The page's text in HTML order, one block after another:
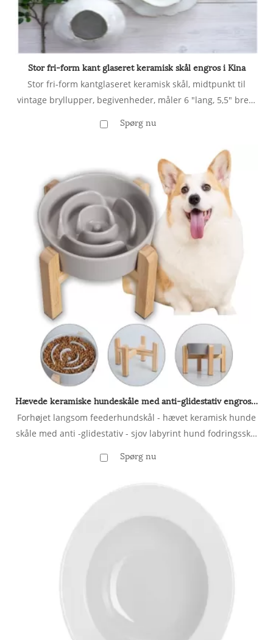
Stor fri-form kant glaseret keramisk skål engros i Kina
Stor fri-form kantglaseret keramisk skål, midtpunkt til
vintage bryllupper, begivenheder, måler 6 "lang, 5,5" bred,
Spørg nu
Hævede keramiske hundeskåle med anti-glidestativ engros i Kina
Forhøjet langsom feederhundskål - hævet keramisk hunde
skåle med anti -glidestativ - sjov labyrint hund fodringsskål
mellemstore hunde - grå - 6,7 tommer
Spørg nu